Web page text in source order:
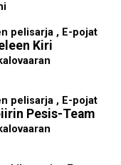
pelisarja , E-pojat
Kiri
pelisarja , E-pojat
Pesis-Team